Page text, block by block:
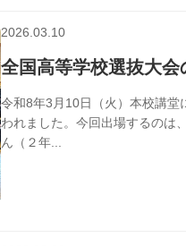
2026.03.10
全国高等学校選抜大会
令和8年3月10日（火）本校講堂
われました。今回出場するのは
ん（２年...